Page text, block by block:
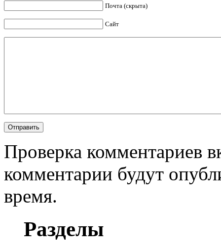
Почта (скрыта)
Сайт
Проверка комментариев
комментарии будут
время.
Разделы